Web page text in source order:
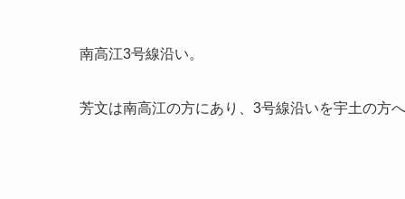
南高江3号線沿い。
芳文は南高江の方にあり、3号線沿いを宇土の方